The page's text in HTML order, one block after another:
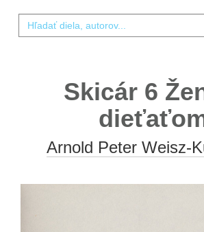
Skicár 6
Arnold Peter Weisz-